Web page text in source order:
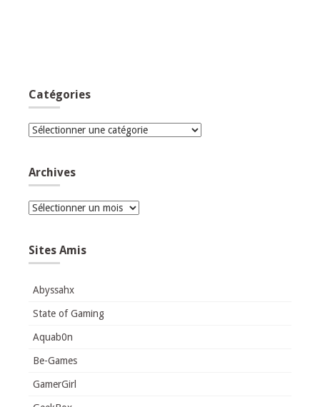
Catégories
Catégories
Archives
Archives
Sites Amis
Abyssahx
State of Gaming
Aquab0n
Be-Games
GamerGirl